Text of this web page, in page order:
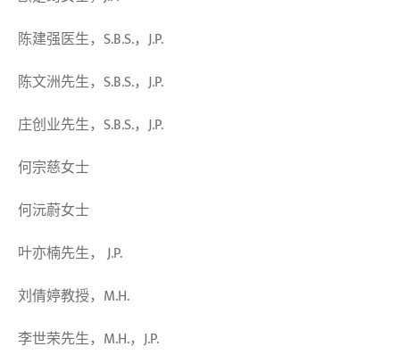
陈建强医生，S.B.S.，J.P.
陈文洲先生，S.B.S.，J.P.
庄创业先生，S.B.S.，J.P.
何宗慈女士
何沅蔚女士
叶亦楠先生， J.P.
刘倩婷教授，M.H.
李世荣先生，M.H.，J.P.